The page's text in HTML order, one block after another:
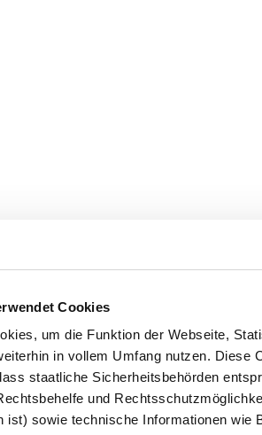
Cookies
um die Funktion der Webseite,
in vollem Umfang nutzen.
staatliche Sicherheitsbehörden
und
ist) sowie technische Informationen